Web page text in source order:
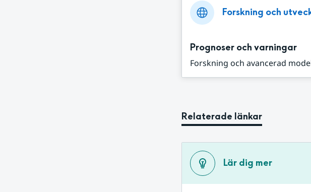
Forskning och
Prognoser och varningar
Forskning och avancerad
Relaterade länkar
Lär dig mer